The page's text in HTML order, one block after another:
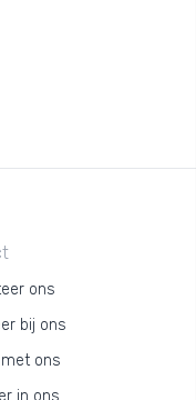
ons
bij ons
ons
in ons